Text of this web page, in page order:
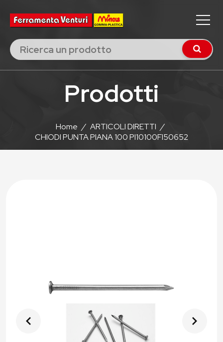
Prodotti
Home / ARTICOLI DIRETTI /
CHIODI PUNTA PIANA 100 PI10100FI50652